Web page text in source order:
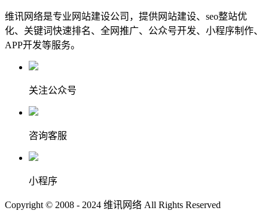
维讯网络是专业网站建设公司，提供网站建设、seo整站优
化、关键词快速排名、全网推广、公众号开发、小程序制作、
APP开发等服务。
关注公众号
咨询客服
小程序
Copyright © 2008 - 2024 维讯网络 All Rights Reserved